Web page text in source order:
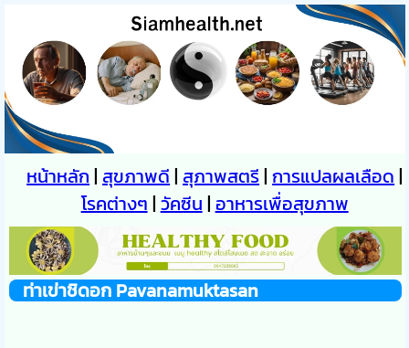
หน้าหลัก | สุขภาพดี | สุภาพสตรี|การแปลผลเลือด |
โรคต่างๆ | วัคซีน | อาหารเพื่อสุขภาพ
ท่าเข่าชิดอก Pavanamuktasan